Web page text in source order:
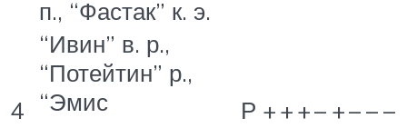
п., “Фастак” к. э.
4
“Ивин” в. р.,
“Потейтин” р.,
“Эмис
Р +++– +–––